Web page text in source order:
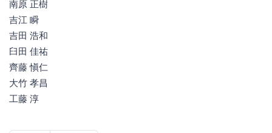
南原 正樹
吉江 瞬
吉田 浩和
臼田 佳祐
齊藤 愼仁
大竹 孝昌
工藤 淳